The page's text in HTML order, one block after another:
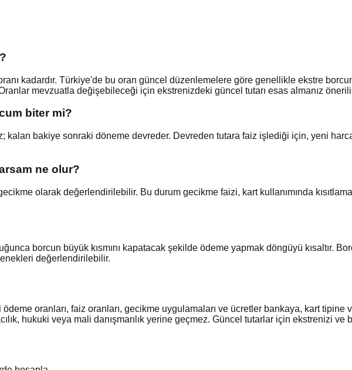
kadardır. Türkiye'de bu oran güncel düzenlemelere göre genellikle ekstre
mevzuatla değişebileceği için ekstrenizdeki güncel tutarı esas almanız
biter mi?
kalan bakiye sonraki döneme devreder. Devreden tutara faiz işlediği için, yeni
ne olur?
olarak değerlendirilebilir. Bu durum gecikme faizi, kart kullanımında
borcun büyük kısmını kapatacak şekilde ödeme yapmak döngüyü kısaltır.
değerlendirilebilir.
oranları, faiz oranları, gecikme uygulamaları ve ücretler bankaya, kart
hukuki veya mali danışmanlık yerine geçmez. Güncel tutarlar için ekstrenizi ve